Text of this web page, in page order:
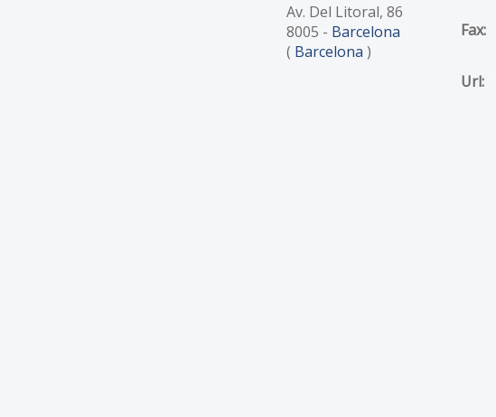
Av. Del Litoral, 86
8005 - Barcelona
( Barcelona )
Fax:
Url: